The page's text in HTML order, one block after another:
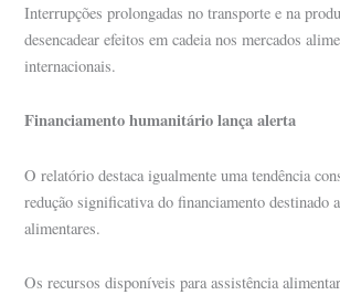
Interrupções prolongadas no transporte e na
desencadear efeitos em cadeia nos mercados
internacionais.
Financiamento humanitário lança alerta
O relatório destaca igualmente uma tendência
redução significativa do financiamento destinado
alimentares.
Os recursos disponíveis para assistência